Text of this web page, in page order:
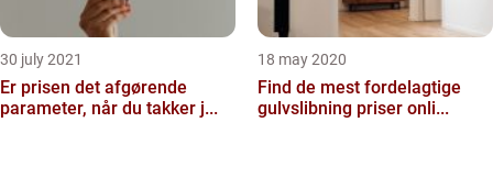
30 july 2021
Er prisen det afgørende
parameter, når du takker j...
18 may 2020
Find de mest fordelagtige
gulvslibning priser onli...